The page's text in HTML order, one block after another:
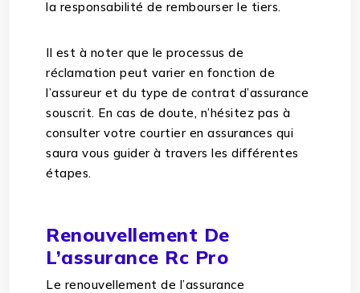
la responsabilité de rembourser le tiers.
Il est à noter que le processus de
réclamation peut varier en fonction de
l’assureur et du type de contrat d’assurance
souscrit. En cas de doute, n’hésitez pas à
consulter votre courtier en assurances qui
saura vous guider à travers les différentes
étapes.
Renouvellement De
L’assurance Rc Pro
Le renouvellement de l’assurance